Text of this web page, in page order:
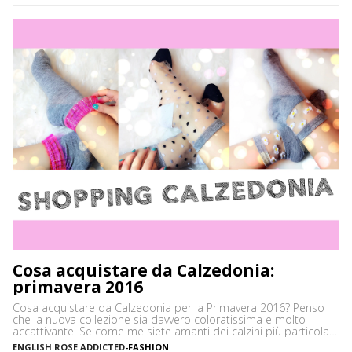
gentilmente inviate dall’azienda. […]
Cosa acquistare da Calzedonia:
primavera 2016
Cosa acquistare da Calzedonia per la Primavera 2016? Penso
che la nuova collezione sia davvero coloratissima e molto
accattivante. Se come me siete amanti dei calzini più particolari,
colorati e sfiziosi nel video vi mostro i modelli che ho acquistato
ENGLISH ROSE ADDICTED-FASHION